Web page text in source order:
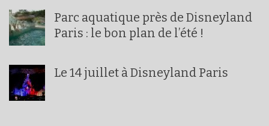
Parc aquatique près de Disneyland
Paris : le bon plan de l’été !
Le 14 juillet à Disneyland Paris